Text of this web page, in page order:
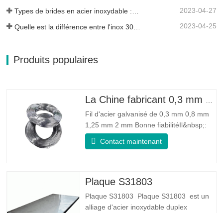
Types de brides en acier inoxydable : laquelle vous convient le mieux ? 2023-04-27
2023-04-25
Produits populaires
Fil d'acier galvanisé de 0,3 mm 0,8 mm
1,25 mm 2 mm Bonne fiabilitéIl&nbsp;:
peut améliorer certains nœuds, bavures
et rouille sur le fil d'acier Bonne élasticité
adaptée à la fabrication de ressorts
Contact maintenant
Plaque S31803
Plaque S31803 Plaque S31803 est un
alliage d'acier inoxydable duplex